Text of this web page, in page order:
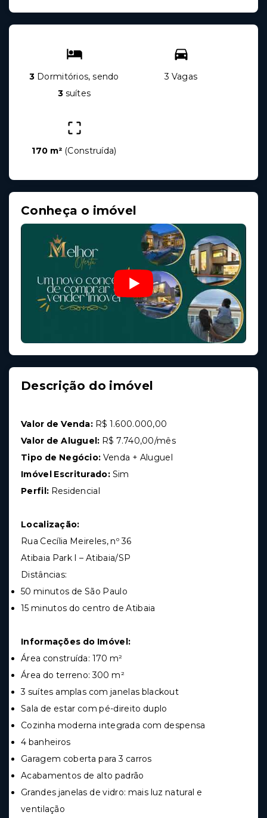
3 Dormitórios, sendo
3suítes
3 Vagas
170 m² (Construída)
Conheça o imóvel
Descrição do imóvel
Valor de Venda: R$ 1.600.000,00
Valor de Aluguel: R$ 7.740,00/mês
Tipo de Negócio: Venda + Aluguel
Imóvel Escriturado:Sim
Perfil: Residencial
Localização:
Rua Cecília Meireles, nº 36
Atibaia Park I – Atibaia/SP
Distâncias:
50 minutos de São Paulo
15 minutos do centro de Atibaia
Informações do Imóvel:
Área construída: 170 m²
Área do terreno: 300 m²
3 suítes amplas com janelas blackout
Sala de estar com pé-direito duplo
Cozinha moderna integrada com despensa
4 banheiros
Garagem coberta para 3 carros
Acabamentos de alto padrão
Grandes janelas de vidro: mais luz natural e
ventilação